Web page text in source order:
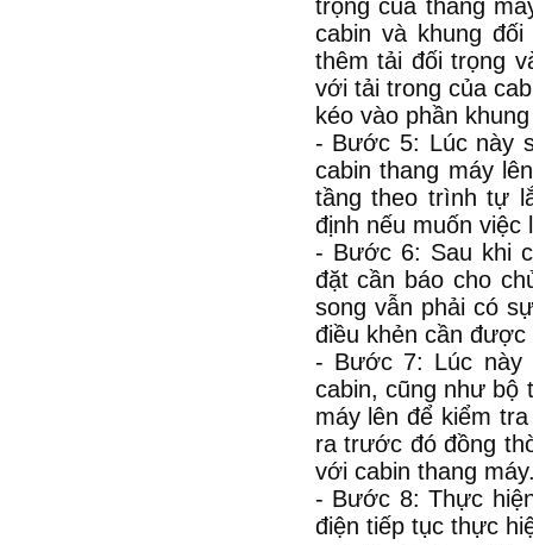
trọng của thang
cabin và khung
thêm tải đối trọng
với tải trong của
kéo vào phần
- Bước 5: Lúc này
cabin thang máy
tầng theo trình tự
định nếu muốn việc
- Bước 6: Sau khi
đặt cần báo cho
song vẫn phải có
điều khẻn cần
- Bước 7: Lúc này
cabin, cũng như bộ
máy lên để kiểm
ra trước đó đồng
với cabin thang
- Bước 8: Thực
điện tiếp tục thực